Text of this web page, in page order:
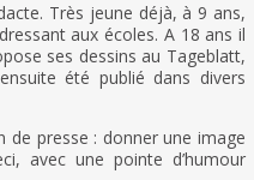
Très jeune déjà, à 9 ans,
aux écoles. A 18 ans il
ses dessins au Tageblatt,
été publié dans divers
de presse : donner une image
avec une pointe d’humour